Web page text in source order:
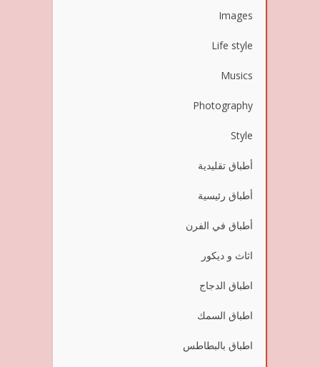
Images
Life style
Musics
Photography
Style
أطباق تقليدية
أطباق رئيسية
أطباق في الفرن
اثاث و ديكور
اطباق الدجاج
اطباق السمك
اطباق بالبطاطس